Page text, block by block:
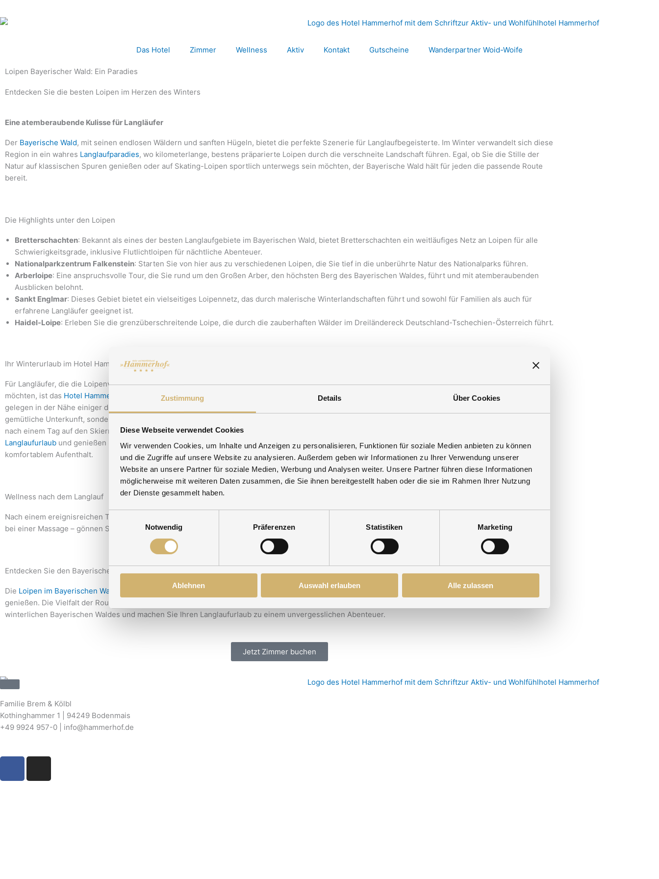
Zustimmung Details Über Cookies
Diese Webseite verwendet Cookies
Wir verwenden Cookies, um Inhalte und Anzeigen zu personalisieren, Funktionen für soziale Medien anbieten zu können
und die Zugriffe auf unsere Website zu analysieren. Außerdem geben wir Informationen zu Ihrer Verwendung unserer
Website an unsere Partner für soziale Medien, Werbung und Analysen weiter. Unsere Partner führen diese Informationen
möglicherweise mit weiteren Daten zusammen, die Sie ihnen bereitgestellt haben oder die sie im Rahmen Ihrer Nutzung
der Dienste gesammelt haben.
Einwilligungsauswahl
Notwendig
Präferenzen Statistiken Marketing
Ablehnen Auswahl erlauben Alle zulassen
Inhalt
Das Hotel Zimmer Wellness Aktiv Kontakt Gutscheine Wanderpartner Woid-Woife
Loipen Bayerischer Wald: Ein Paradies
Entdecken Sie die besten Loipen im Herzen des Winters
Eine atemberaubende Kulisse für Langläufer
Der Bayerische Wald, mit seinen endlosen Wäldern und sanften Hügeln, bietet die perfekte Szenerie für Langlaufbegeisterte. Im Winter verwandelt sich diese
Region in ein wahres Langlaufparadies, wo kilometerlange, bestens präparierte Loipen durch die verschneite Landschaft führen. Egal, ob Sie die Stille der
Natur auf klassischen Spuren genießen oder auf Skating-Loipen sportlich unterwegs sein möchten, der Bayerische Wald hält für jeden die passende Route
bereit.
Die Highlights unter den Loipen
Bretterschachten: Bekannt als eines der besten Langlaufgebiete im Bayerischen Wald, bietet Bretterschachten ein weitläufiges Netz an Loipen für alle
Schwierigkeitsgrade, inklusive Flutlichtloipen für nächtliche Abenteuer.
Nationalparkzentrum Falkenstein: Starten Sie von hier aus zu verschiedenen Loipen, die Sie tief in die unberührte Natur des Nationalparks führen.
Arberloipe: Eine anspruchsvolle Tour, die Sie rund um den Großen Arber, den höchsten Berg des Bayerischen Waldes, führt und mit atemberaubenden
Ausblicken belohnt.
Sankt Englmar: Dieses Gebiet bietet ein vielseitiges Loipennetz, das durch malerische Winterlandschaften führt und sowohl für Familien als auch für
erfahrene Langläufer geeignet ist.
Haidel-Loipe: Erleben Sie die grenzüberschreitende Loipe, die durch die zauberhaften Wälder im Dreiländereck Deutschland-Tschechien-Österreich führt.
Ihr Winterurlaub im Hotel Hammerhof
Für Langläufer, die die Loipenvielfalt des Bayerischen Waldes erkunden
möchten, ist das Hotel Hammerhof
der perfekte Ausgangspunkt. Unser Hotel,
gelegen in der Nähe einiger der besten Loipen, bietet nicht nur eine
gemütliche Unterkunft, sondern auch einen Wellnessbereich, in dem Sie sich
nach einem Tag auf den Skiern entspannen können.Buchen Sie jetzt Ihren
Langlaufurlaub und genießen Sie die Kombination aus aktiver Erholung und
komfortablem Aufenthalt.
Wellness nach dem Langlauf
Nach einem ereignisreichen Tag auf den Loipen lädt der
bei einer Massage – gönnen Sie sich die Ruhe und Erholung, die Ihr Körper benötigt, um für die nächsten Tage wieder fit zu sein.
Entdecken Sie den Bayerischen Wald auf Langlaufskiern
Die Loipen im Bayerischen Wald
bieten die einzigartige Möglichkeit, die stillen Schönheiten des Winters zu erleben und gleichzeitig aktiv die Natur zu
genießen. Die Vielfalt der Routen stellt sicher, dass jeder Langläufer, vom Anfänger bis zum Profi, die passende Strecke findet. Erleben Sie den Zauber des
winterlichen Bayerischen Waldes und machen Sie Ihren Langlaufurlaub zu einem unvergesslichen Abenteuer.
Jetzt Zimmer buchen
Familie Brem & Kölbl
Kothinghammer 1 | 94249 Bodenmais
+49 9924 957-0 | info@hammerhof.de